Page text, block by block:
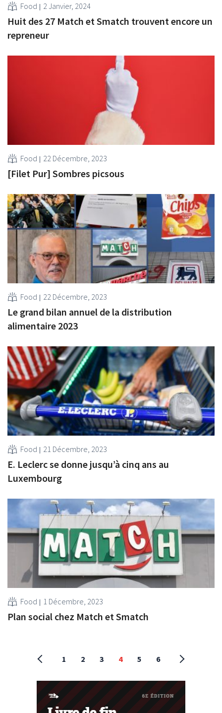
Food 2 Janvier, 2024
Huit des 27 Match et Smatch trouvent encore un
repreneur
Food 22 Décembre, 2023
[Filet Pur] Sombres picsous
Food 22 Décembre, 2023
Le grand bilan annuel de la distribution
alimentaire 2023
Food 21 Décembre, 2023
E. Leclerc se donne jusqu’à cinq ans au
Luxembourg
Food 1 Décembre, 2023
Plan social chez Match et Smatch
1 2 3 4 5 6